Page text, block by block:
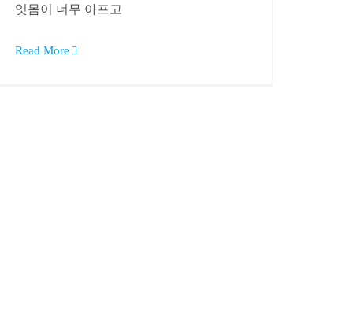
잇몸이 너무 아프고
Read More